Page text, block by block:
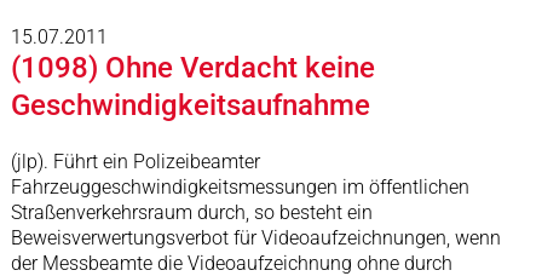
15.07.2011
(1098) Ohne Verdacht keine
Geschwindigkeitsaufnahme
(jlp). Führt ein Polizeibeamter
Fahrzeuggeschwindigkeitsmessungen im öffentlichen
Straßenverkehrsraum durch, so besteht ein
Beweisverwertungsverbot für Videoaufzeichnungen, wenn
der Messbeamte die Videoaufzeichnung ohne durch